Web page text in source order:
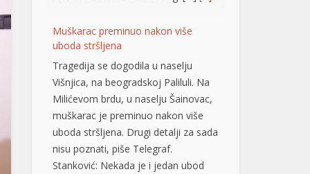
Muškarac preminuo nakon više
uboda stršljena
Tragedija se dogodila u naselju
Višnjica, na beogradskoj Paliluli. Na
Milićevom brdu, u naselju Šainovac,
muškarac je preminuo nakon više
uboda stršljena. Drugi detalji za sada
nisu poznati, piše Telegraf.
Stanković: Nekada je i jedan ubod